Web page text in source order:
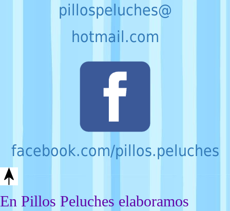
pillospeluches@
hotmail.com
facebook.com/pillos.peluches
En Pillos Peluches elaboramos